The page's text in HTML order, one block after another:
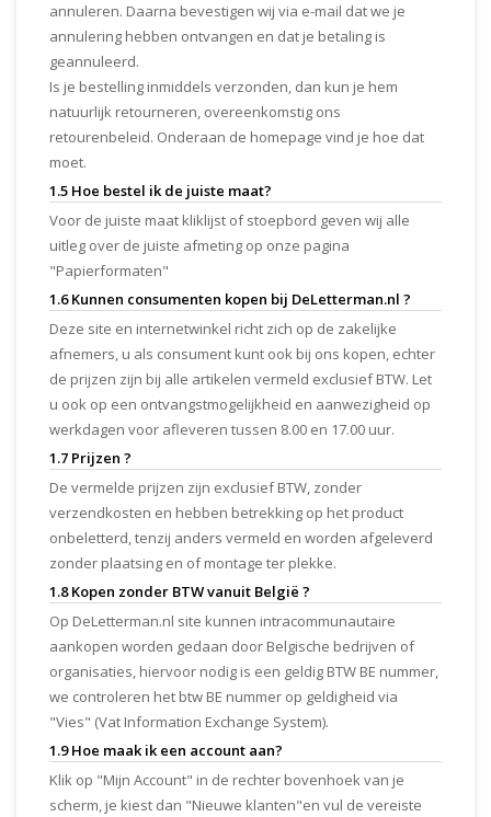
annuleren. Daarna bevestigen wij via e-mail dat we je
annulering hebben ontvangen en dat je betaling is
geannuleerd.
Is je bestelling inmiddels verzonden, dan kun je hem
natuurlijk retourneren, overeenkomstig ons
retourenbeleid. Onderaan de homepage vind je hoe dat
moet.
1.5 Hoe bestel ik de juiste maat?
Voor de juiste maat kliklijst of stoepbord geven wij alle
uitleg over de juiste afmeting op onze pagina
"Papierformaten"
1.6 Kunnen consumenten kopen bij DeLetterman.nl ?
Deze site en internetwinkel richt zich op de zakelijke
afnemers, u als consument kunt ook bij ons kopen, echter
de prijzen zijn bij alle artikelen vermeld exclusief BTW. Let
u ook op een ontvangstmogelijkheid en aanwezigheid op
werkdagen voor afleveren tussen 8.00 en 17.00 uur.
1.7 Prijzen ?
De vermelde prijzen zijn exclusief BTW, zonder
verzendkosten en hebben betrekking op het product
onbeletterd, tenzij anders vermeld en worden afgeleverd
zonder plaatsing en of montage ter plekke.
1.8 Kopen zonder BTW vanuit België ?
Op DeLetterman.nl site kunnen intracommunautaire
aankopen worden gedaan door Belgische bedrijven of
organisaties, hiervoor nodig is een geldig BTW BE nummer,
we controleren het btw BE nummer op geldigheid via
"Vies" (Vat Information Exchange System).
1.9 Hoe maak ik een account aan?
Klik op "Mijn Account" in de rechter bovenhoek van je
scherm, je kiest dan "Nieuwe klanten"en vul de vereiste